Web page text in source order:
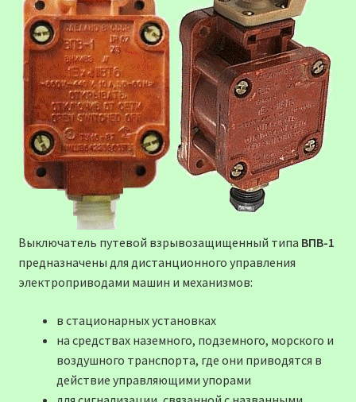
Выключатель путевой взрывозащищенный типа ВПВ-1
предназначены для дистанционного управления
электроприводами машин и механизмов:
в стационарных установках
на средствах наземного, подземного, морского и
воздушного транспорта, где они приводятся в
действие управляющими упорами